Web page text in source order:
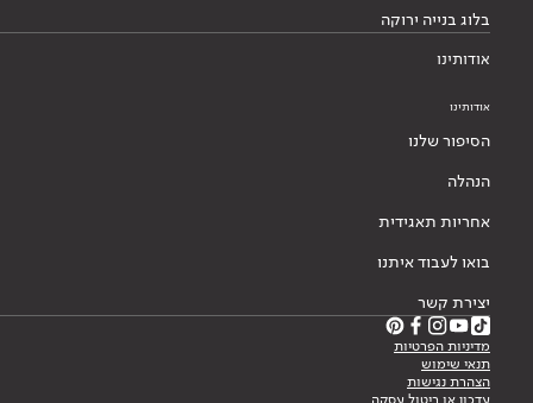
בלוג בנייה ירוקה
אודותינו
אודותינו
הסיפור שלנו
הנהלה
אחריות תאגידית
בואו לעבוד איתנו
יצירת קשר
מדיניות הפרטיות
תנאי שימוש
הצהרת נגישות
עדכון או ביטול עסקה